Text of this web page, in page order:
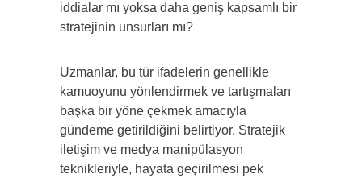
iddialar mı yoksa daha geniş kapsamlı bir
stratejinin unsurları mı?
Uzmanlar, bu tür ifadelerin genellikle
kamuoyunu yönlendirmek ve tartışmaları
başka bir yöne çekmek amacıyla
gündeme getirildiğini belirtiyor. Stratejik
iletişim ve medya manipülasyon
teknikleriyle, hayata geçirilmesi pek